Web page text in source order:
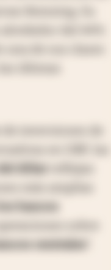
dólar
bancos
centrales